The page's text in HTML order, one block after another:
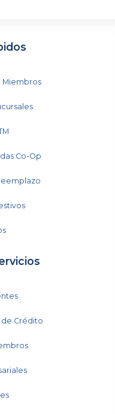
Miembros
Co-Op
de Crédito